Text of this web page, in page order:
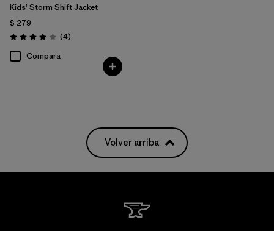
Kids' Storm Shift Jacket
$ 279
Valoración: 4.0 / 5
(4Comentarios
)
Compara
Volver arriba